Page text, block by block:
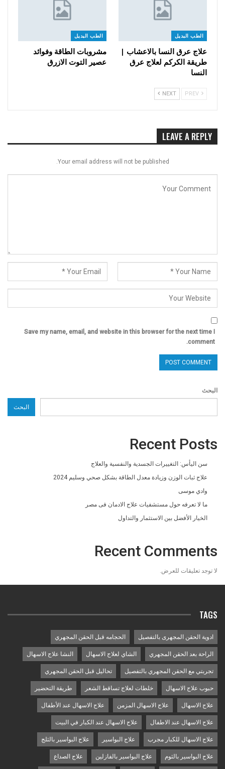
الطب البديل
علاج عرق النسا بالاعشاب |
طريقة الكركم لعلاج عرق
النسا
الطب البديل
مشروبات الطاقة وفوائد
عصير التوت الازرق
NEXT
LEAVE A REPLY
Your email address will not be published.
Save my name, email, and website in this browser for the next time I
comment.
البحث
البحث
Recent Posts
سن اليأس: التغييرات الجسدية والنفسية والعلاج
علاج ثبات الوزن وزيادة معدل الطاقة بشكل صحي وسليم 2024
وادي موسى
ما لا تعرفه حول مستشفيات علاج الادمان فى مصر
الخيار الأفضل بين الاستثمار والتداول
Recent Comments
لا توجد تعليقات للعرض.
TAGS
ادوية الحقن المجهرى بالتفصيل الحجامه قبل الحقن المجهري
الراحة بعد الحقن المجهري الشاي لعلاج الاسهال النشا علاج الاسهال
تجربتي مع الحقن المجهري بالتفصيل تحاليل قبل الحقن المجهري
حبوب علاج الاسهال خلطات لعلاج تساقط الشعر طريقة التحضير
علاج الاسهال علاج الاسهال المزمن علاج الاسهال عند الأطفال
علاج الاسهال عند الاطفال علاج الاسهال عند الكبار في البيت
علاج الاسهال للكبار مجرب علاج البواسير علاج البواسير بالثلج
علاج البواسير بالثوم علاج البواسير بالفازلين علاج الصداع